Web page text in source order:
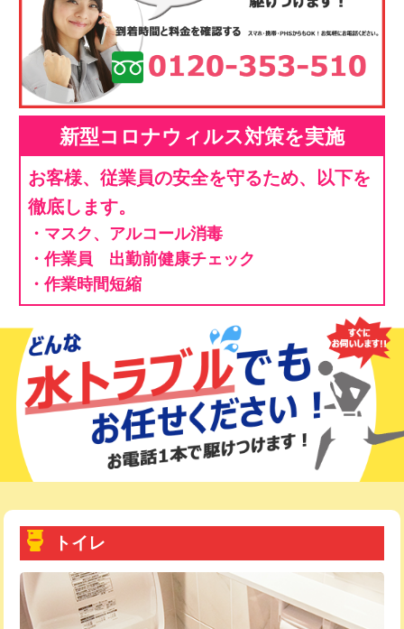
新型コロナウィルス対策を実施
お客様、従業員の安全を守るため、以下を
徹底します。
・マスク、アルコール消毒
・作業員 出勤前健康チェック
・作業時間短縮
トイレ